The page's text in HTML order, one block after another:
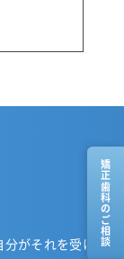
矯正歯科のご相談
分がそれを受けた